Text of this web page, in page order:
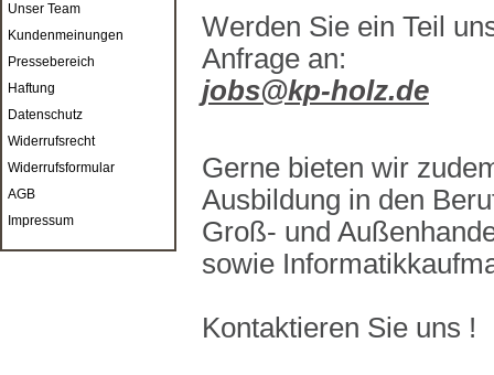
Werden Sie ein Teil
Anfrage an:
jobs@kp-holz.de
Gerne bieten wir
Ausbildung in den
Groß- und
sowie
Kontaktieren Sie uns !
Unser Team
Kundenmeinungen
Pressebereich
Haftung
Datenschutz
Widerrufsrecht
Widerrufsformular
AGB
Impressum